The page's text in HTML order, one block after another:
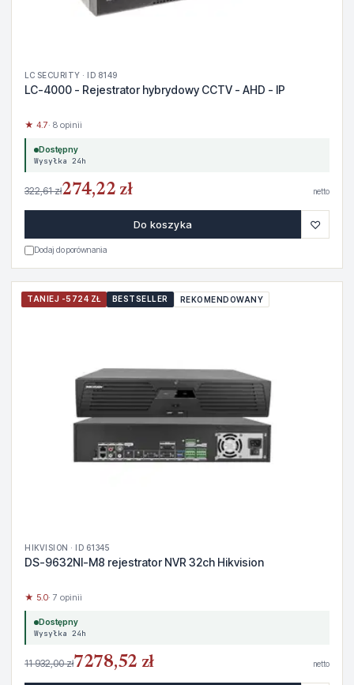
LC SECURITY · ID 8149
LC-4000 - Rejestrator hybrydowy CCTV - AHD - IP
★ 4.7· 8 opinii
Dostępny
Wysyłka 24h
322,61 zł274,22 zł netto
Do koszyka ♡
Dodaj do porównania
TANIEJ -5724 ZŁ BESTSELLER REKOMENDOWANY
HIKVISION · ID 61345
DS-9632NI-M8 rejestrator NVR 32ch Hikvision
★ 5.0· 7 opinii
Dostępny
Wysyłka 24h
11 932,00 zł7278,52 zł netto